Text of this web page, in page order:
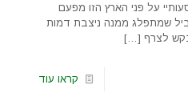
על פני הארץ הזו מפעם
שמתפלג ממנה ניצבת דמות
לצרף […]
קראו עוד